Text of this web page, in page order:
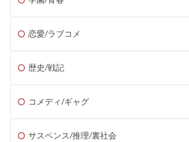
恋愛/ラブコメ
歴史/戦記
コメディ/ギャグ
サスペンス/推理/裏社会